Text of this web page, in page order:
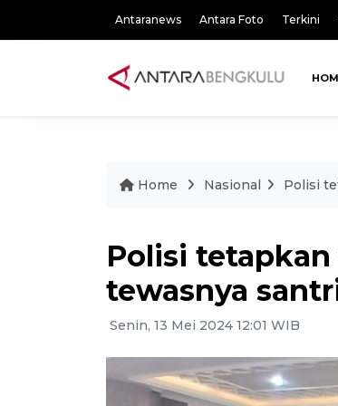
Antaranews Antara Foto Terkini
Home Nasional Polisi
Polisi
tewasnya
Senin, 13 Mei 2024 12:01 WIB